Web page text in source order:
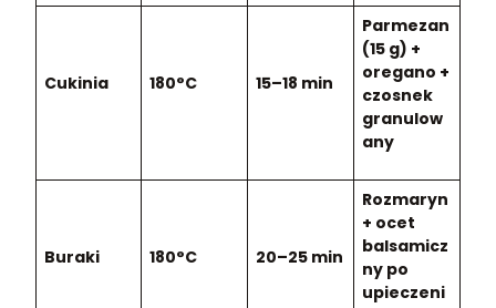
Cukinia 180°C 15–18 min
Parmezan
(15 g) +
oregano +
czosnek
granulow
any
Buraki 180°C 20–25 min
Rozmaryn
+ ocet
balsamicz
ny po
upieczeni